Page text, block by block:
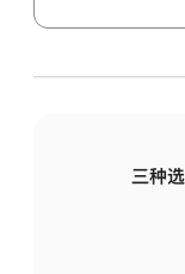
三种